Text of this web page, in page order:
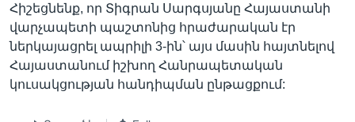
Հիշեցնենք, որ Տիգրան Սարգսյանը Հայաստանի
վարչապետի պաշտոնից հրաժարական էր
ներկայացրել ապրիլի 3-ին՝ այս մասին հայտնելով
Հայաստանում իշխող Հանրապետական
կուսակցության հանդիպման ընթացքում: